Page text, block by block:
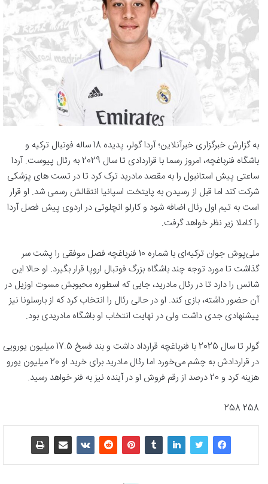
به گزارش خبرگزاری خبرآنلاین؛ آردا گولر، پدیده 18 ساله فوتبال ترکیه و
باشگاه فنرباغچه، امروز رسما با قراردادی تا سال 2029 به رئال پیوست. آردا
ساعتی پیش استانبول را به مقصد مادرید ترک کرد تا در تست های پزشکی
شرکت کند اما قبل از رسیدن به پایتخت اسپانیا انتقالش رسمی شد. او قرار
است به تیم اول رئال اضافه شود و کارلو انچلوتی در اردوی پیش فصل آردا
را کاملا زیر نظر خواهد گرفت.
ملی‌پوش جوان ترکیه‌ای با شماره 10 فنرباغچه فصل موفقی را پشت سر
گذاشت تا مورد توجه چند باشگاه بزرگ فوتبال اروپا قرار بگیرد. او حالا این
شانس را دارد تا در رئال مادرید، جایی که اسطوره محبوبش مسوت اوزیل در
آن حضور داشته، بازی کند. او در حالی رئال را انتخاب کرد که از بارسلونا نیز
پیشنهادی جدی داشت ولی در نهایت انتخاب او باشگاه مادریدی بود.
گولر تا سال 2025 با فنرباغچه قرارداد داشت و بند فسخ 17.5 میلیون یورویی
در قراردادش به چشم می‌خورد اما رئال مادرید برای خرید او 20 میلیون یورو
هزینه کرد و 20 درصد از رقم فروش او در آینده نیز به فنر خواهد رسید.
258 258